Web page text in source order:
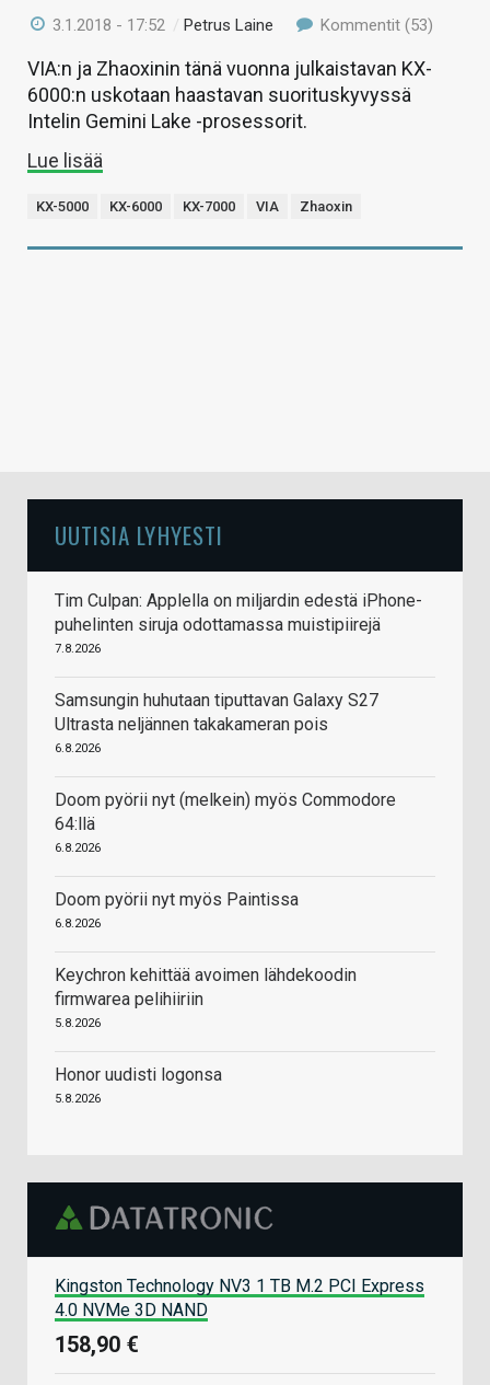
3.1.2018 - 17:52 / Petrus Laine Kommentit (53)
VIA:n ja Zhaoxinin tänä vuonna julkaistavan KX-
6000:n uskotaan haastavan suorituskyvyssä
Intelin Gemini Lake -prosessorit.
Lue lisää
KX-5000 KX-6000 KX-7000 VIA Zhaoxin
UUTISIA LYHYESTI
Tim Culpan: Applella on miljardin edestä iPhone-
puhelinten siruja odottamassa muistipiirejä
7.8.2026
Samsungin huhutaan tiputtavan Galaxy S27
Ultrasta neljännen takakameran pois
6.8.2026
Doom pyörii nyt (melkein) myös Commodore
64:llä
6.8.2026
Doom pyörii nyt myös Paintissa
6.8.2026
Keychron kehittää avoimen lähdekoodin
firmwarea pelihiiriin
5.8.2026
Honor uudisti logonsa
5.8.2026
Kingston Technology NV3 1 TB M.2 PCI Express
4.0 NVMe 3D NAND
158,90 €